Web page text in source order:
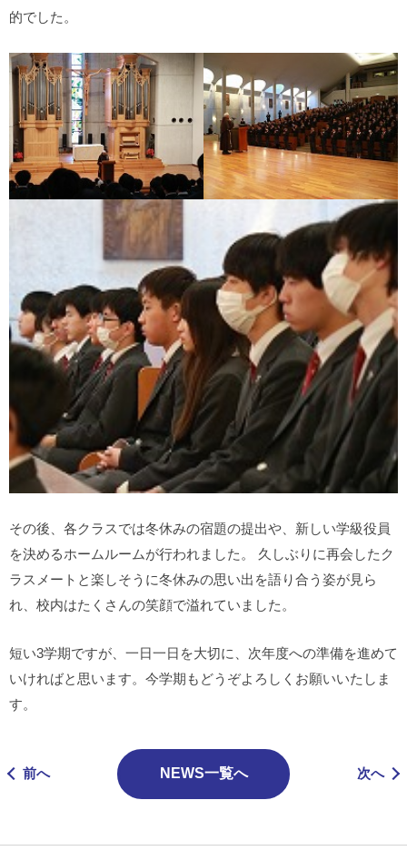
的でした。
その後、各クラスでは冬休みの宿題の提出や、新しい学級役員
を決めるホームルームが行われました。 久しぶりに再会したク
ラスメートと楽しそうに冬休みの思い出を語り合う姿が見ら
れ、校内はたくさんの笑顔で溢れていました。
短い3学期ですが、一日一日を大切に、次年度への準備を進めて
いければと思います。今学期もどうぞよろしくお願いいたしま
す。
NEWS一覧へ
前へ 次へ